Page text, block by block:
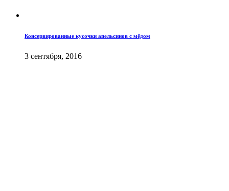
Консервированные кусочки апельсинов с мёдом
3 сентября, 2016